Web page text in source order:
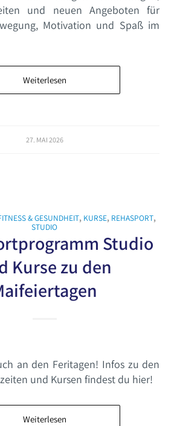
und neuen Angeboten für
Motivation und Spaß im
Weiterlesen
27. MAI 2026
& GESUNDHEIT, KURSE, REHASPORT,
STUDIO
Studio
Kurse zu den
an den Feritagen! Infos zu den
und Kursen findest du hier!
Weiterlesen